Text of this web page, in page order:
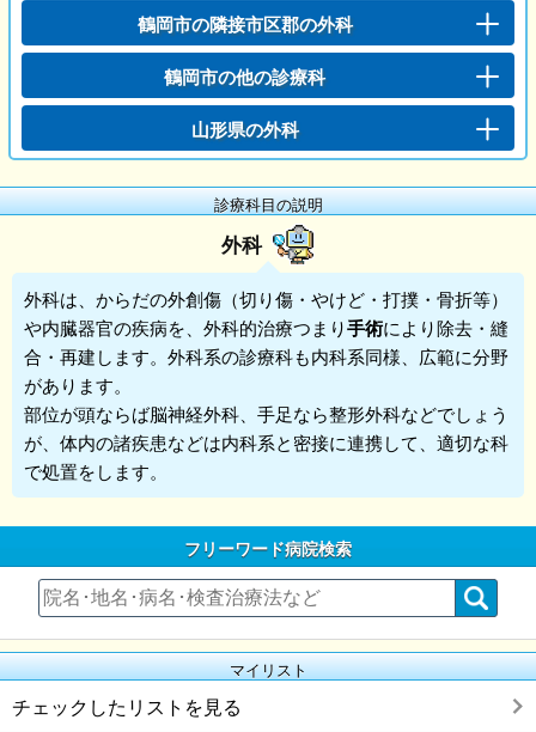
鶴岡市の隣接市区郡の外科
鶴岡市の他の診療科
山形県の外科
診療科目の説明
外科
外科は、からだの外創傷（切り傷・やけど・打撲・骨折等）
や内臓器官の疾病を、外科的治療つまり手術により除去・縫
合・再建します。外科系の診療科も内科系同様、広範に分野
があります。
部位が頭ならば脳神経外科、手足なら整形外科などでしょう
が、体内の諸疾患などは内科系と密接に連携して、適切な科
で処置をします。
フリーワード病院検索
マイリスト
チェックしたリストを見る